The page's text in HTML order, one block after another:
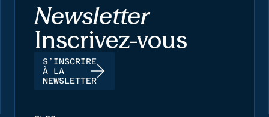
Newsletter
Inscrivez-vous
S’INSCRIRE
À LA
NEWSLETTER